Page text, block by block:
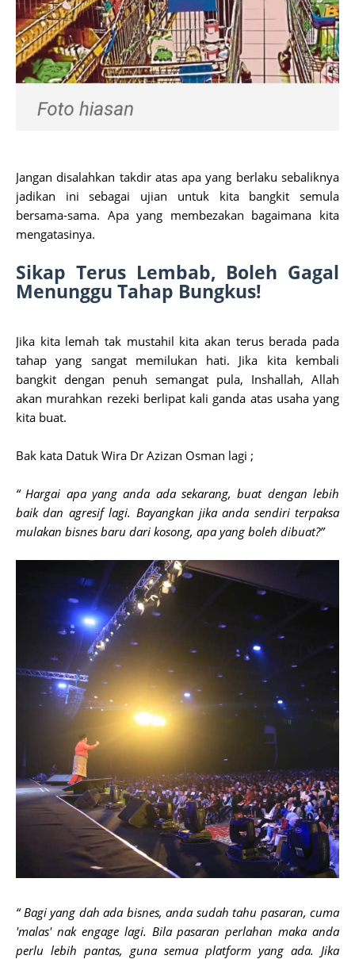
Jangan disalahkan takdir atas apa yang berlaku sebaliknya
jadikan ini sebagai ujian untuk kita bangkit semula
bersama-sama. Apa yang membezakan bagaimana kita
mengatasinya.
Sikap Terus Lembab, Boleh Gagal
Menunggu Tahap Bungkus!
Jika kita lemah tak mustahil kita akan terus berada pada
tahap yang sangat memilukan hati. Jika kita kembali
bangkit dengan penuh semangat pula, Inshallah, Allah
akan murahkan rezeki berlipat kali ganda atas usaha yang
kita buat.
Bak kata Datuk Wira Dr Azizan Osman lagi ;
“ Hargai apa yang anda ada sekarang, buat dengan lebih
baik dan agresif lagi. Bayangkan jika anda sendiri terpaksa
mulakan bisnes baru dari kosong, apa yang boleh dibuat?”
“ Bagi yang dah ada bisnes, anda sudah tahu pasaran, cuma
'malas' nak engage lagi. Bila pasaran perlahan maka anda
perlu lebih pantas, guna semua platform yang ada. Jika